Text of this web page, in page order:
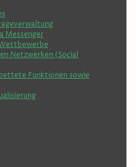
Messenger
Netzwerken (Social
Funktionen sowie